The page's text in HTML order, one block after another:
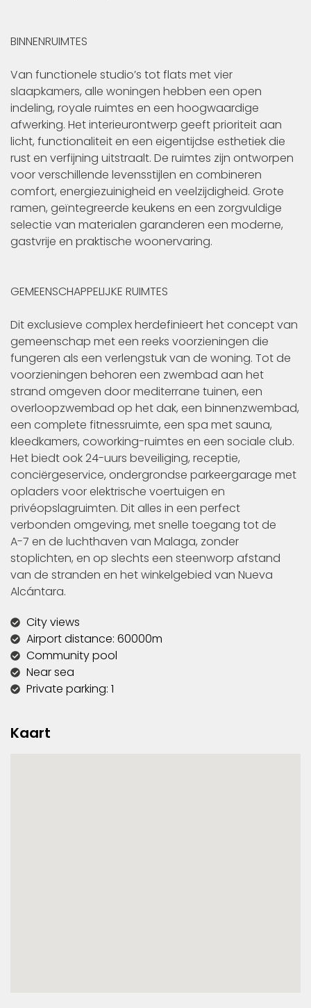
BINNENRUIMTES
Van functionele studio’s tot flats met vier
slaapkamers, alle woningen hebben een open
indeling, royale ruimtes en een hoogwaardige
afwerking. Het interieurontwerp geeft prioriteit aan
licht, functionaliteit en een eigentijdse esthetiek die
rust en verfijning uitstraalt. De ruimtes zijn ontworpen
voor verschillende levensstijlen en combineren
comfort, energiezuinigheid en veelzijdigheid. Grote
ramen, geïntegreerde keukens en een zorgvuldige
selectie van materialen garanderen een moderne,
gastvrije en praktische woonervaring.
GEMEENSCHAPPELIJKE RUIMTES
Dit exclusieve complex herdefinieert het concept van
gemeenschap met een reeks voorzieningen die
fungeren als een verlengstuk van de woning. Tot de
voorzieningen behoren een zwembad aan het
strand omgeven door mediterrane tuinen, een
overloopzwembad op het dak, een binnenzwembad,
een complete fitnessruimte, een spa met sauna,
kleedkamers, coworking-ruimtes en een sociale club.
Het biedt ook 24-uurs beveiliging, receptie,
conciërgeservice, ondergrondse parkeergarage met
opladers voor elektrische voertuigen en
privéopslagruimten. Dit alles in een perfect
verbonden omgeving, met snelle toegang tot de
A-7 en de luchthaven van Malaga, zonder
stoplichten, en op slechts een steenworp afstand
van de stranden en het winkelgebied van Nueva
Alcántara.
City views
Airport distance: 60000m
Community pool
Near sea
Private parking: 1
Kaart